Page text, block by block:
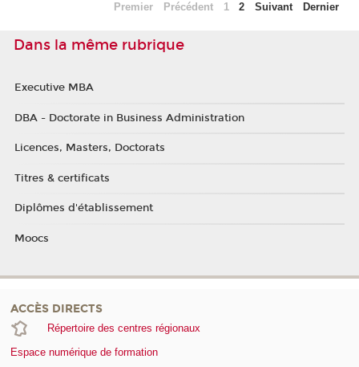
Premier
Précédent 1 2 Suivant Dernier
Dans la même rubrique
Executive MBA
DBA - Doctorate in Business Administration
Licences, Masters, Doctorats
Titres & certificats
Diplômes d'établissement
Moocs
ACCÈS DIRECTS
Répertoire des centres régionaux
Espace numérique de formation